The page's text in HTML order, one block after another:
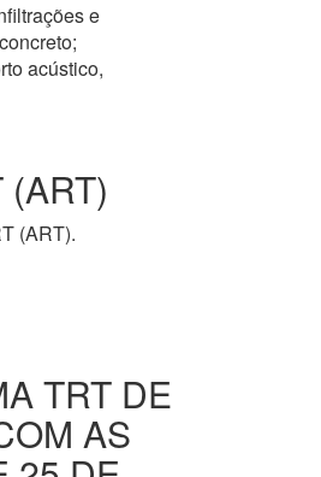
e
acústico,
(ART)
(ART).
TRT DE
AS